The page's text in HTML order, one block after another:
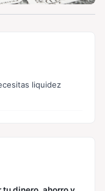
liquidez